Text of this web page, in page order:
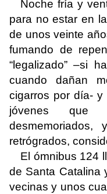
Noche fría y
para no estar en
de unos veinte
fumando de
“legalizado” –si
cuando dañan
cigarros por día-
jóvenes que
retrógrados,
El ómnibus 124
de Santa Catalina
vecinas y unos